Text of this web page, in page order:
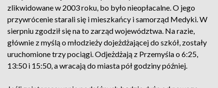
zlikwidowane w 2003 roku, bo było nieopłacalne. O jego
przywrócenie starali się i mieszkańcy i samorząd Medyki. W
sierpniu zgodził się na to zarząd województwa. Na razie,
głównie z myślą o młodzieży dojeżdżającej do szkół, zostały
uruchomione trzy pociągi. Odjeżdżają z Przemyśla o 6:25,
13:50 i 15:50, a wracają do miasta pół godziny później.